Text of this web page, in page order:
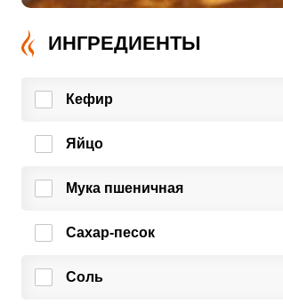
ИНГРЕДИЕНТЫ
Кефир
Яйцо
Мука пшеничная
Сахар-песок
Соль